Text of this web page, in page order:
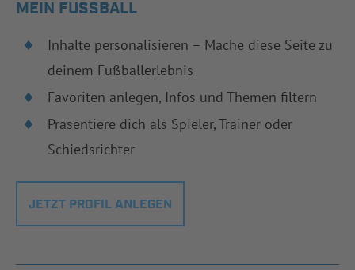
MEIN FUSSBALL
Inhalte personalisieren – Mache diese Seite zu
deinem Fußballerlebnis
Favoriten anlegen, Infos und Themen filtern
Präsentiere dich als Spieler, Trainer oder
Schiedsrichter
JETZT PROFIL ANLEGEN